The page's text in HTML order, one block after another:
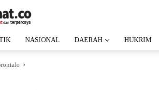
NASIONAL DAERAH HUKRIM